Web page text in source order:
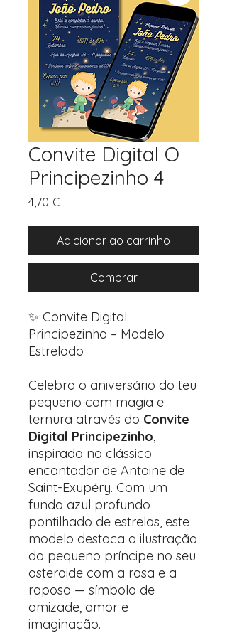
Convite Digital O
Principezinho 4
4,70 €Preço
Adicionar ao carrinho
Comprar
✨ Convite Digital
Principezinho – Modelo
Estrelado
Celebra o aniversário do teu
pequeno com magia e
ternura através do Convite
Digital Principezinho,
inspirado no clássico
encantador de Antoine de
Saint-Exupéry. Com um
fundo azul profundo
pontilhado de estrelas, este
modelo destaca a ilustração
do pequeno príncipe no seu
asteroide com a rosa e a
raposa — símbolo de
amizade, amor e
imaginação.